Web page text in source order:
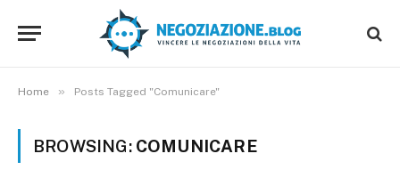
Home » Posts Tagged "Comunicare"
BROWSING: COMUNICARE